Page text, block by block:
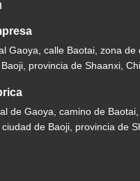
Gaoya, calle Baotai, zona de
provincia de Shaanxi,
de Gaoya, camino de
de Baoji, provincia de